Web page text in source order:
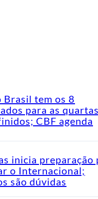
Brasil tem os 8
para as
CBF agenda
inicia preparação
o Internacional;
são dúvidas